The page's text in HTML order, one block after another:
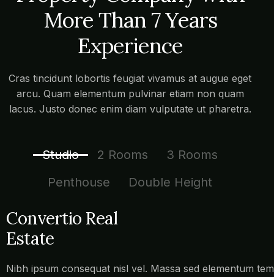
More Than 7 Years
Experience
Cras tincidunt lobortis feugiat vivamus at augue eget
arcu. Quam elementum pulvinar etiam non quam
lacus. Justo donec enim diam vulputate ut pharetra.
Studio 2 Rooms
3 Rooms
Penthouse
Double Height
Convertio Real
Estate
Nibh ipsum consequat nisl vel. Massa sed elementum